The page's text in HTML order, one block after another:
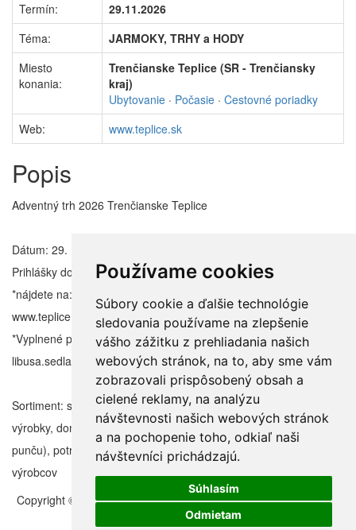
Používame cookies
Súbory cookie a ďalšie technológie
sledovania používame na zlepšenie
vášho zážitku z prehliadania našich
webových stránok, na to, aby sme vám
zobrazovali prispôsobený obsah a
cielené reklamy, na analýzu
návštevnosti našich webových stránok
a na pochopenie toho, odkiaľ naši
návštevníci prichádzajú.
Súhlasím
Odmietam
Termín:
29.11.2026
Téma:
JARMOKY, TRHY a HODY
Miesto
konania:
Trenčianske Teplice (SR - Trenčiansky
kraj)
Ubytovanie · Počasie · Cestovné poriadky
Web:
www.teplice.sk
Popis
Adventný trh 2026 Trenčianske Teplice
Dátum: 29. 11. 2026
Prihlášky do: 26. 10. 2026!!!!
*nájdete na:
www.teplice.sk/obchod-sluzby-a-trhy.html#m_338378
*Vyplnené prihlášky zasielajte na e-mail:
libusa.sedlakova@teplice.sk
Sortiment: sezónne ozdobné a úžitkové predmety, remeselné
výrobky, domáca tvorba, sladké občerstvenie a nápoje (okrem
punču), potravinárske výrobky lokálnych farmárov a malých
výrobcov
Copyright © 2011 – 2026 | Folklorfest.sk | Vlastník práv doc. Ján
Styk | Všetky práva vyhradené